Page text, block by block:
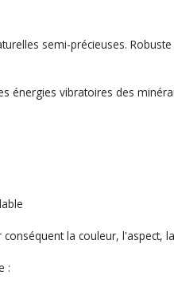
semi-précieuses.
énergies vibratoires des
la couleur,
: